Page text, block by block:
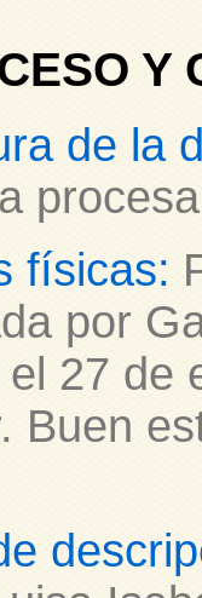
Y
de la
físicas:
por
27 de
Buen